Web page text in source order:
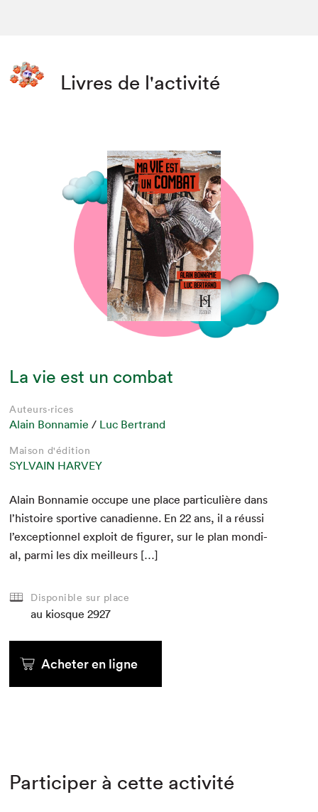
Livres de l'activité
La vie est un combat
Auteurs·rices
Alain Bonnamie / Luc Bertrand
Maison d'édition
SYLVAIN HARVEY
Alain Bon­namie occupe une place par­ti­c­ulière dans
l’histoire sportive cana­di­enne. En22 ans, il a réus­si
l’exceptionnel exploit de fig­ur­er, sur le plan mon­di­
al, par­mi les dix meilleurs […]
Disponible sur place
au kiosque 2927
Acheter en ligne
Participer à cette activité